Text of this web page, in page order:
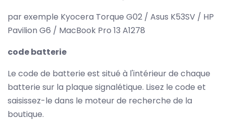
par exemple Kyocera Torque G02 / Asus K53SV / HP
Pavilion G6 / MacBook Pro 13 A1278
code batterie
Le code de batterie est situé à l'intérieur de chaque
batterie sur la plaque signalétique. Lisez le code et
saisissez-le dans le moteur de recherche de la
boutique.